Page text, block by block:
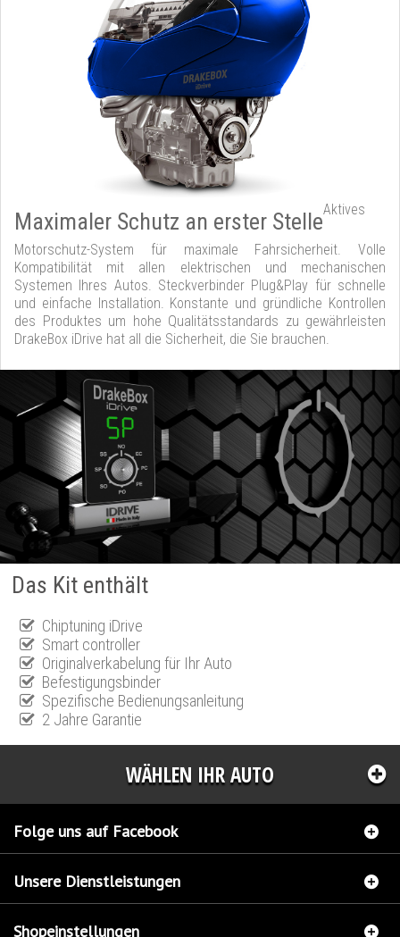
Maximaler Schutz an erster StelleAktives
Motorschutz-System für maximale Fahrsicherheit. Volle
Kompatibilität mit allen elektrischen und mechanischen
Systemen Ihres Autos. Steckverbinder Plug&Play für schnelle
und einfache Installation. Konstante und gründliche Kontrollen
des Produktes um hohe Qualitätsstandards zu gewährleisten
DrakeBox iDrive hat all die Sicherheit, die Sie brauchen.
Das Kit enthält
Chiptuning iDrive
Smart controller
Originalverkabelung für Ihr Auto
Befestigungsbinder
Spezifische Bedienungsanleitung
2 Jahre Garantie
WÄHLEN IHR AUTO
Folge uns auf Facebook
Unsere Dienstleistungen
Shopeinstellungen